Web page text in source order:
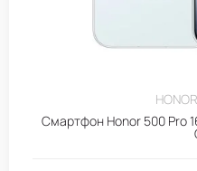
Смартфон Honor 500 Pro